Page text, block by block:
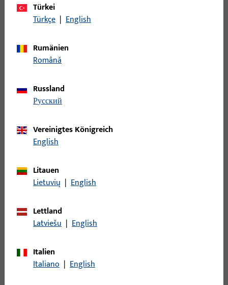
Sperrbügel
Stange
Steuerteil mechanisch
Stulp
Topfecklager
Türband
Türbremse
Türschließer
Verlängerung
Versteifungen
Wechsel
Wendelager
Zubehör mechanisch
Türkei
Türkçe | English
Rumänien
Română
Russland
русский
Vereinigtes Königreich
English
Litauen
Lietuvių | English
Lettland
Latviešu | English
Italien
Italiano | English